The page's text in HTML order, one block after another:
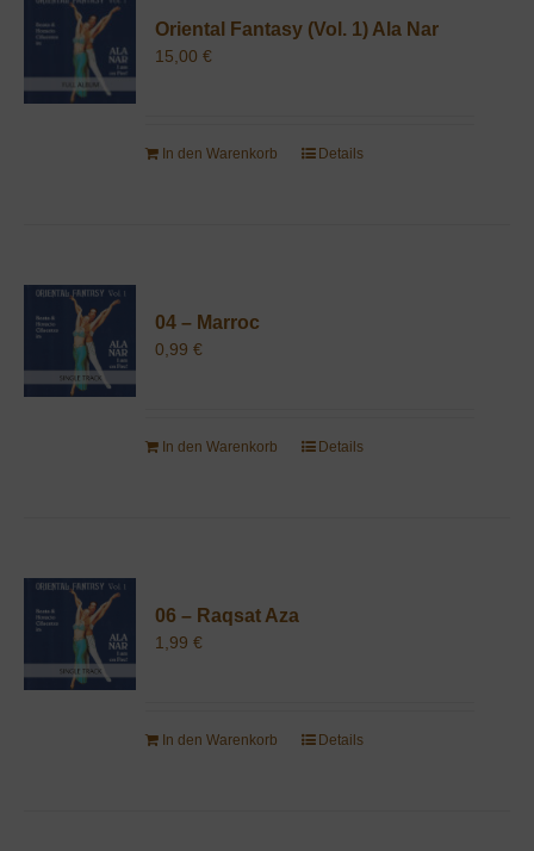
Oriental Fantasy (Vol. 1) Ala Nar
15,00 €
In den Warenkorb Details
04 – Marroc
0,99 €
In den Warenkorb Details
06 – Raqsat Aza
1,99 €
In den Warenkorb Details